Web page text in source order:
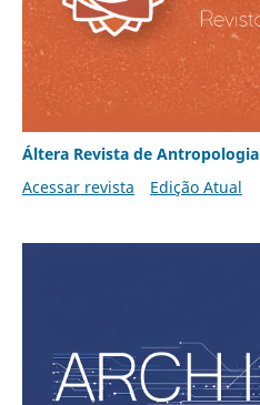
Áltera Revista de Antropologia
Acessar revista
Edição Atual